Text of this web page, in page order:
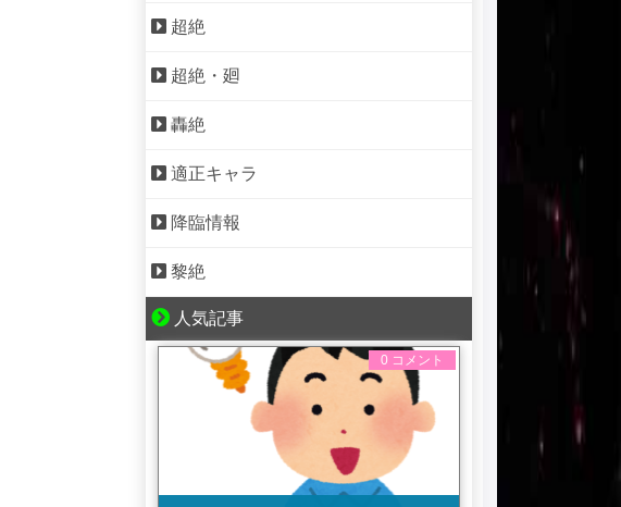
超絶
超絶・廻
轟絶
適正キャラ
降臨情報
黎絶
人気記事
0 コメント